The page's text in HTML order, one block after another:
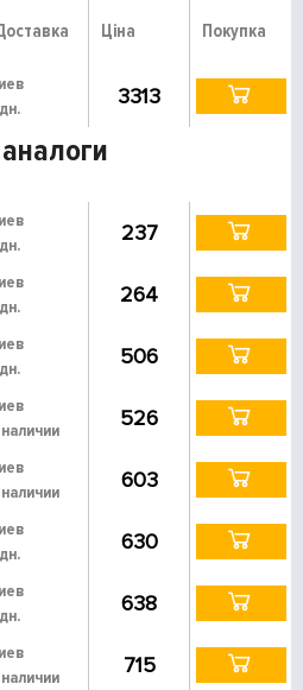
Ціна Покупка
3313
237
264
506
526
603
630
638
715